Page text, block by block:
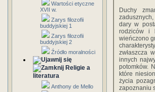
Wartości etyczne
XVII w.
Zarys filozofii
buddyjskiej 1
Zarys filozofii
buddyjskiej 2
Źródło moralności
Religie a
literatura
Anthony de Mello
Duchy
dary w
rodziców i
wieńczono
zwłaszcza
innych
potomków.
które
życia
zapoznaniu